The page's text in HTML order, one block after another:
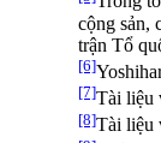
cộng sản,
trận Tổ
[6]
[7]Tài liệu
[8]Tài liệu